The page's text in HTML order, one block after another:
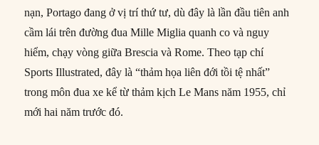
nạn, Portago đang ở vị trí thứ tư, dù đây là lần đầu tiên anh
cầm lái trên đường đua Mille Miglia quanh co và nguy
hiểm, chạy vòng giữa Brescia và Rome. Theo tạp chí
Sports Illustrated, đây là “thảm họa liên đới tồi tệ nhất”
trong môn đua xe kể từ thảm kịch Le Mans năm 1955, chỉ
mới hai năm trước đó.